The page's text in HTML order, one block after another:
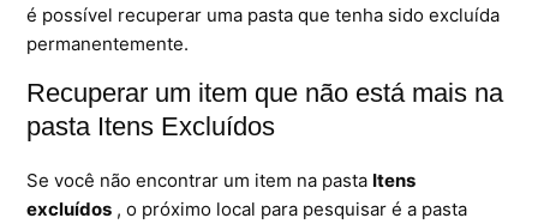
Interno - Skybox
Equipe Ativação
Microsoft SQL Server
é possível recuperar uma pasta que tenha sido excluída
permanentemente.
Recuperar um item que não está mais na
pasta Itens Excluídos
Se você não encontrar um item na pasta Itens
excluídos , o próximo local para pesquisar é a pasta